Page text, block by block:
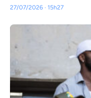
27/07/2026 · 15h27